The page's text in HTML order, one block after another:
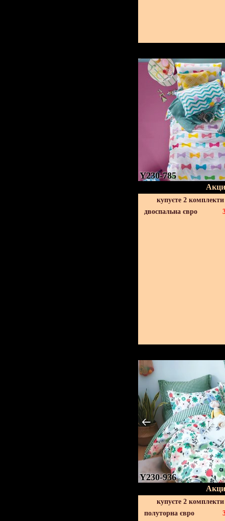
Y230-785
купуєте 2
двоспальна євро
Y230-936
купуєте 2
полуторна євро